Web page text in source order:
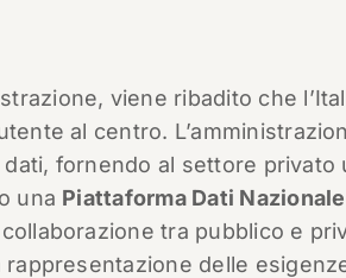
viene ribadito che
al centro.
fornendo al settore privato
una Piattaforma Dati
tra pubblico e
delle